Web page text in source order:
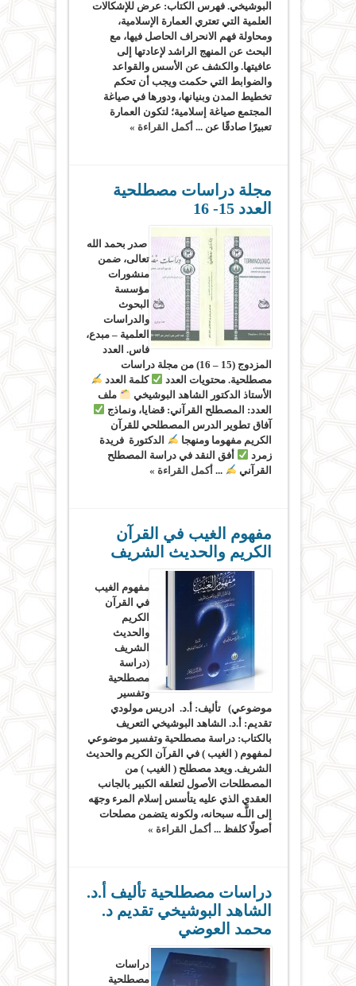
البوشيخي. فهرس الكتاب: عرض للإشكالات
العلمية التي تعتري العمارة الإسلامية،
ومحاولة فهم الانحراف الحاصل فيها، مع
البحث عن المنهج الراشد لإعادتها إلى
عافيتها. والكشف عن الأسس والقواعد
والضوابط التي حكمت ويجب أن تحكم
تخطيط المدن وبنيانها، ودورها في صياغة
المجتمع صياغة إسلامية؛ لتكون العمارة
تعبيرًا صادقًا عن ... أكمل القراءة »
مجلة دراسات مصطلحية
العدد 15- 16
صدر بحمد الله
تعالى، ضمن
منشورات
مؤسسة
البحوث
والدراسات
العلمية – مبدع،
فاس. العدد
المزدوج (15 – 16) من مجلة دراسات
مصطلحية. محتويات العدد
كلمة العدد
الأستاذ الدكتور الشاهد البوشيخي
ملف
العدد: المصطلح القرآني: قضايا، ونماذج
آفاق تطوير الدرس المصطلحي للقرآن
الكريم مفهوما ومنهجا
الدكتورة فريدة
زمرد
أفق النقد في دراسة المصطلح
القرآني
... أكمل القراءة »
مفهوم الغيب في القرآن
الكريم والحديث الشريف
مفهوم الغيب
في القرآن
الكريم
والحديث
الشريف
(دراسة
مصطلحية
وتفسير
موضوعي) تأليف: أ.د. ادريس مولودي
تقديم: أ.د. الشاهد البوشيخي التعريف
بالكتاب: دراسة مصطلحية وتفسير موضوعي
لمفهوم ( الغيب ) في القرآن الكريم والحديث
الشريف. ويعد مصطلح ( الغيب ) من
المصطلحات الأصول لتعلقه الكبير بالجانب
العقدي الذي عليه يتأسس إسلام المرء وجهَه
إلى اللَّـه سبحانه، ولكونه يتضمن مصلحات
أصولًا كلفظ ... أكمل القراءة »
دراسات مصطلحية تأليف أ.د.
الشاهد البوشيخي تقديم د.
محمد العوضي
دراسات
مصطلحية